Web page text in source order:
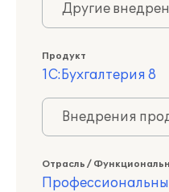
Другие
Продукт
1С:Бухгалтерия 8
Внедрения
Отрасль /